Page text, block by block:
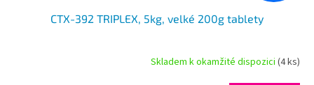
CTX-392 TRIPLEX, 5kg, velké 200g tablety
Skladem k okamžité dispozici (4 ks)